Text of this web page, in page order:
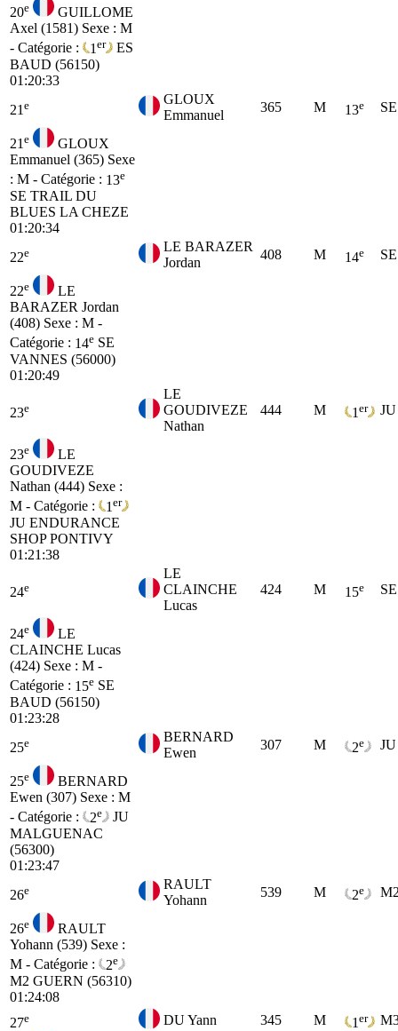
20e
GUILLOME
Axel (1581) Sexe : M
- Catégorie :
1 er
ES
BAUD (56150)
01:20:33
21 e
GLOUX
Emmanuel
365 M 13e SE
21 e
GLOUX
Emmanuel (365) Sexe
: M - Catégorie : 13e
SE TRAIL DU
BLUES LA CHEZE
01:20:34
22e
LE BARAZER
Jordan
408 M 14e SE
22e
LE
BARAZER Jordan
(408) Sexe : M -
Catégorie : 14e SE
VANNES (56000)
01:20:49
23e
LE
GOUDIVEZE
Nathan
444 M 1 er JU
23e
LE
GOUDIVEZE
Nathan (444) Sexe :
M - Catégorie :
1 er
JU ENDURANCE
SHOP PONTIVY
01:21:38
24e
LE
CLAINCHE
Lucas
424 M 15e SE
24e
LE
CLAINCHE Lucas
(424) Sexe : M -
Catégorie : 15e SE
BAUD (56150)
01:23:28
25e
BERNARD
Ewen
307 M 2e JU
25e
BERNARD
Ewen (307) Sexe : M
- Catégorie :
2e
JU
MALGUENAC
(56300)
01:23:47
26e
RAULT
Yohann
539 M 2e
26e
RAULT
Yohann (539) Sexe :
M - Catégorie :
2e
M2 GUERN (56310)
01:24:08
27e DU Yann 345 M 1 er